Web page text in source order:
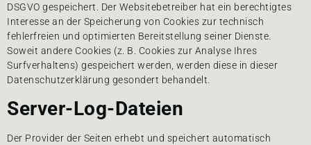
DSGVO gespeichert. Der Websitebetreiber hat ein berechtigtes
Interesse an der Speicherung von Cookies zur technisch
fehlerfreien und optimierten Bereitstellung seiner Dienste.
Soweit andere Cookies (z. B. Cookies zur Analyse Ihres
Surfverhaltens) gespeichert werden, werden diese in dieser
Datenschutzerklärung gesondert behandelt.
Server-Log-Dateien
Der Provider der Seiten erhebt und speichert automatisch